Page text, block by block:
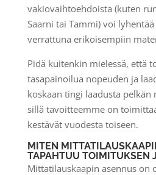
vakiovaihtoehdoista (kuten
Saarni tai Tammi) voi
verrattuna erikoisempiin
Pidä kuitenkin mielessä, että
tasapainoilua nopeuden ja
koskaan tingi laadusta pelkän
sillä tavoitteemme on
kestävät vuodesta toiseen.
MITEN
TAPAHTUU TOIMITUKSEN
Mittatilauskaapin asennus on